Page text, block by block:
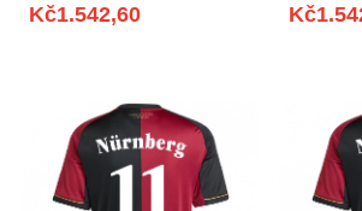
Daleko Hráčské Dresy
Kč1.542,60
Daleko
Kč